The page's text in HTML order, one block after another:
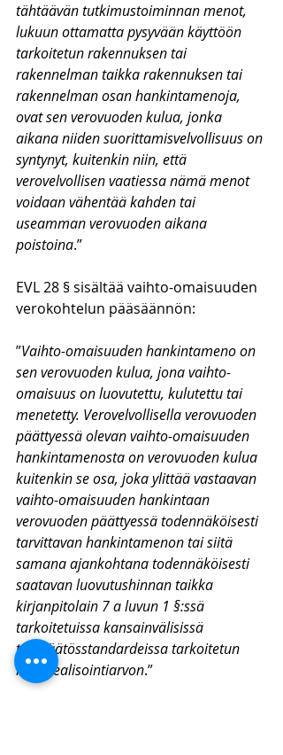
tähtäävän tutkimustoiminnan menot,
lukuun ottamatta pysyvään käyttöön
tarkoitetun rakennuksen tai
rakennelman taikka rakennuksen tai
rakennelman osan hankintamenoja,
ovat sen verovuoden kulua, jonka
aikana niiden suorittamisvelvollisuus on
syntynyt, kuitenkin niin, että
verovelvollisen vaatiessa nämä menot
voidaan vähentää kahden tai
useamman verovuoden aikana
poistoina.”
EVL 28 § sisältää vaihto-omaisuuden
verokohtelun pääsäännön:
”Vaihto-omaisuuden hankintameno on
sen verovuoden kulua, jona vaihto-
omaisuus on luovutettu, kulutettu tai
menetetty. Verovelvollisella verovuoden
päättyessä olevan vaihto-omaisuuden
hankintamenosta on verovuoden kulua
kuitenkin se osa, joka ylittää vastaavan
vaihto-omaisuuden hankintaan
verovuoden päättyessä todennäköisesti
tarvittavan hankintamenon tai siitä
samana ajankohtana todennäköisesti
saatavan luovutushinnan taikka
kirjanpitolain 7 a luvun 1 §:ssä
tarkoitetuissa kansainvälisissä
tilinpäätösstandardeissa tarkoitetun
nettorealisointiarvon.”